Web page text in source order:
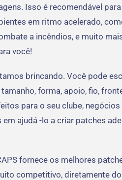
Isso é recomendável
em ritmo acelerado,
a incêndios, e muito
você!
brincando. Você pode
forma, apoio, fio,
para o seu clube,
ajudá -lo a criar patches
fornece os melhores
competitivo, diretamente